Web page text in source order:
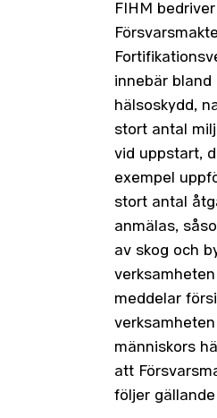
FIHM
innebär
hälsoskydd,
stort antal
vid uppstart,
exempel
stort antal
anmälas,
av skog och
meddelar
människors
att
följer